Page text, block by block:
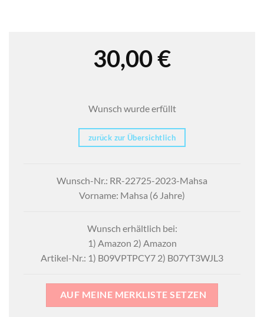
30,00€
Wunsch wurde erfüllt
zurück zur Übersichtlich
Wunsch-Nr.: RR-22725-2023-Mahsa
Vorname: Mahsa (6 Jahre)
Wunsch erhältlich bei:
1) Amazon 2) Amazon
Artikel-Nr.: 1) B09VPTPCY7 2) B07YT3WJL3
AUF MEINE MERKLISTE SETZEN